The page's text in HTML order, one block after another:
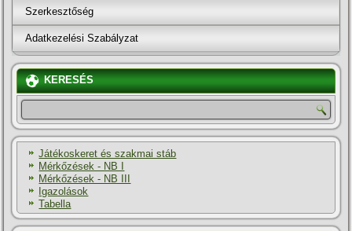
Szerkesztőség
Adatkezelési Szabályzat
KERESÉS
Játékoskeret és szakmai stáb
Mérkőzések - NB I
Mérkőzések - NB III
Igazolások
Tabella